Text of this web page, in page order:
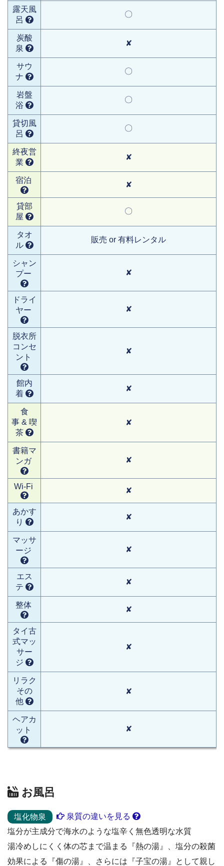
露天風
呂
〇
炭酸
泉
✘
サウ
ナ
〇
岩盤
浴
〇
貸切風
呂
〇
終夜営
業
✘
宿泊
✘
貸部
屋
〇
タオ
ル
販売 or 有料レンタル
シャン
プー
✘
ドライ
ヤー
✘
脱衣所
コンセ
ント
✘
館内
着
✘
食
事 & 喫
茶
✘
書籍マ
ンガ
✘
Wi-Fi ✘
あかす
り
✘
マッサ
ージ
✘
エス
テ
✘
整体
✘
タイ古
式マッ
サー
ジ
✘
リラク
その
他
✘
ヘアカ
ット
✘
お風呂
塩化物泉
泉質の違いを見る
塩分が主成分で海水のような塩辛く無色透明な水質
湯冷めしにくく体の芯まで温まる『熱の湯』、塩分の殺菌
効果による『傷の湯』、さらには『子宝の湯』として親し